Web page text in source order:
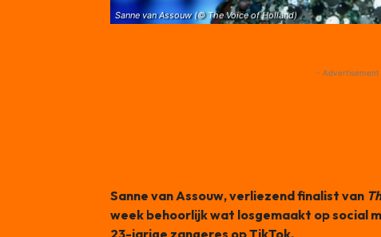
Sanne van Assouw (© The Voice of Holland)
- Advertisement
Sanne van Assouw, verliezend finalist van
week behoorlijk wat losgemaakt op social